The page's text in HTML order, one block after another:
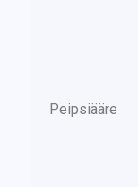
Peipsiääre